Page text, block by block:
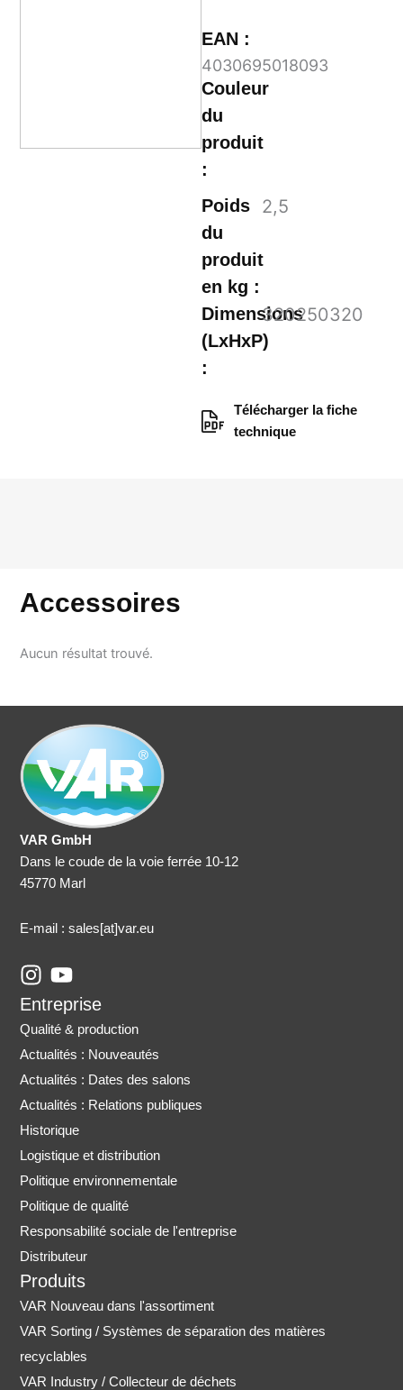
EAN :
4030695018093
Couleur
du
produit
:
Poids
du
produit
en kg :
2,5
Dimensions
(LxHxP)
:
320250320
Télécharger la fiche
technique
Accessoires
Aucun résultat trouvé.
VAR GmbH
Dans le coude de la voie ferrée 10-12
45770 Marl
E-mail : sales[at]var.eu
I
n
s
t
a
g
r
a
m
Y
o
u
t
u
b
e
Entreprise
Qualité & production
Actualités : Nouveautés
Actualités : Dates des salons
Actualités : Relations publiques
Historique
Logistique et distribution
Politique environnementale
Politique de qualité
Responsabilité sociale de l'entreprise
Distributeur
Produits
VAR Nouveau dans l'assortiment
VAR Sorting / Systèmes de séparation des matières
recyclables
VAR Industry / Collecteur de déchets